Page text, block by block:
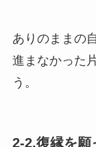
ありのままの
進まなかった
う。
2-2.復縁を願